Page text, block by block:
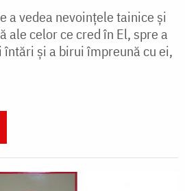
a vedea nevoințele tainice și
ale celor ce cred în El, spre a
și a birui împreună cu ei,